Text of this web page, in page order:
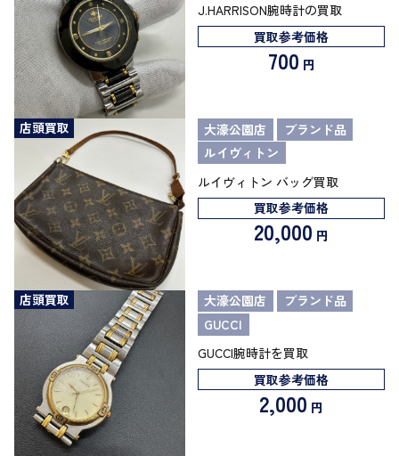
J.HARRISON腕時計の買取
買取参考価格
700 円
店頭買取 大濠公園店
ブランド品
ルイヴィトン
ルイヴィトン バッグ買取
買取参考価格
20,000 円
店頭買取 大濠公園店
ブランド品
GUCCI
GUCCI腕時計を買取
買取参考価格
2,000 円